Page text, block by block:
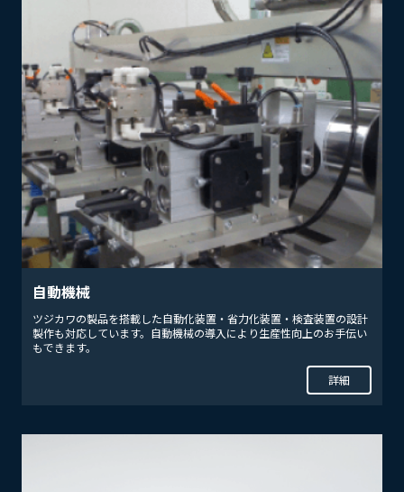
自動機械
ツジカワの製品を搭載した⾃動化装置・省⼒化装置・検査装置の設計
製作も対応しています。自動機械の導入により生産性向上のお手伝い
もできます。
詳細